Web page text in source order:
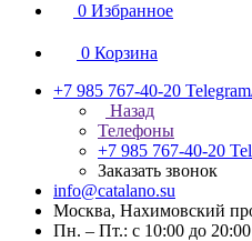
0 Избранное
0 Корзина
+7 985 767-40-20
Назад
Телефоны
+7 985 767-40-20
Заказать звонок
info@catalano.su
Москва, Нахимовский
Пн. – Пт.: с 10:00 до